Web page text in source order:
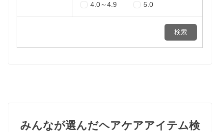
4.0～4.9
5.0
みんなが選んだヘアケアアイテム検